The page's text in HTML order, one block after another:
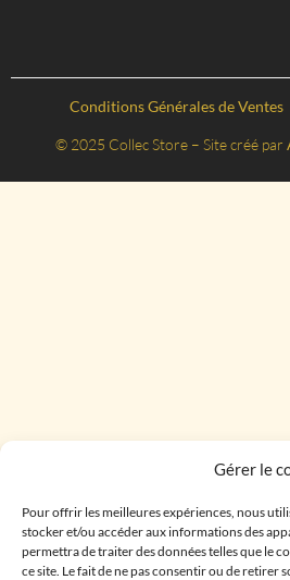
Gérer le
Pour offrir les meilleures expériences, nous
stocker et/ou accéder aux informations des
permettra de traiter des données telles que le
ce site. Le fait de ne pas consentir ou de
Conditions Générales de Ventes
© 2025 Collec Store – Site créé par